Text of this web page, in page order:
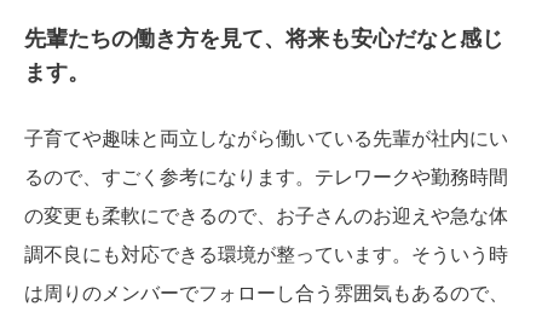
先輩たちの働き方を見て、将来も安心だなと感じ
ます。
子育てや趣味と両立しながら働いている先輩が社内にい
るので、すごく参考になります。テレワークや勤務時間
の変更も柔軟にできるので、お子さんのお迎えや急な体
調不良にも対応できる環境が整っています。そういう時
は周りのメンバーでフォローし合う雰囲気もあるので、